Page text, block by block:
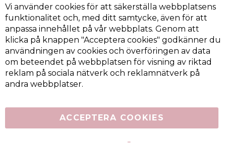
Vi använder cookies för att säkerställa webbplatsens
funktionalitet och, med ditt samtycke, även för att
anpassa innehållet på vår webbplats. Genom att
klicka på knappen "Acceptera cookies" godkänner du
användningen av cookies och överföringen av data
om beteendet på webbplatsen för visning av riktad
reklam på sociala nätverk och reklamnätverk på
andra webbplatser.
ACCEPTERA COOKIES